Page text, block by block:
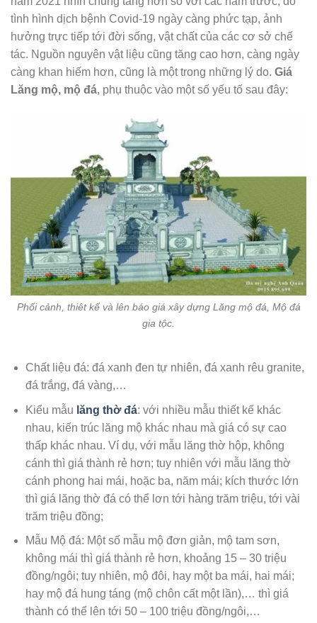
tình hình dịch bệnh Covid-19 ngày càng phức tạp, ảnh
hưởng trực tiếp tới đời sống, vật chất của các cơ sở chế
tác. Nguồn nguyên vật liệu cũng tăng cao hơn, càng ngày
càng khan hiếm hơn, cũng là một trong những lý do. Giá
Lăng mộ, mộ đá, phụ thuộc vào một số yếu tố sau đây:
Phối cảnh, thiêt kế và lên báo giá xây dựng Lăng mộ đá, Mộ đá
gia tộc.
Chất liệu đá: đá xanh đen tự nhiên, đá xanh rêu granite,
đá trắng, đá vàng,…
Kiểu mẫu lăng thờ đá: với nhiều mẫu thiết kế khác
nhau, kiến trúc lăng mộ khác nhau mà giá có sự cao
thấp khác nhau. Ví dụ, với mẫu lăng thờ hộp, không
cánh thì giá thành rẻ hơn; tuy nhiên với mẫu lăng thờ
cánh phong hai mái, hoặc ba, năm mái; kích thước lớn
thì giá lăng thờ đá có thể lơn tới hàng trăm triệu, tới vài
trăm triệu đồng;
Mẫu Mộ đá: Một số mẫu mộ đơn giản, mộ tam sơn,
không mái thì giá thành rẻ hơn, khoảng 15 – 30 triệu
đồng/ngôi; tuy nhiên, mộ đôi, hay một ba mái, hai mái;
hay mộ đá hung táng (mộ chôn cất một lần),… thì giá
thành có thể lên tới 50 – 100 triệu đồng/ngôi,…